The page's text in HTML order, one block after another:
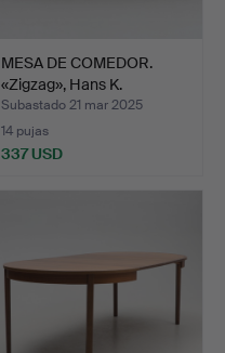
MESA DE COMEDOR.
«Zigzag», Hans K.
Subastado 21 mar 2025
14 pujas
337 USD